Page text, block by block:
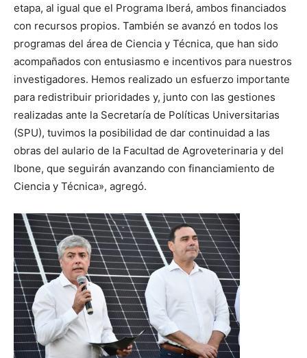
etapa, al igual que el Programa Iberá, ambos financiados
con recursos propios. También se avanzó en todos los
programas del área de Ciencia y Técnica, que han sido
acompañados con entusiasmo e incentivos para nuestros
investigadores. Hemos realizado un esfuerzo importante
para redistribuir prioridades y, junto con las gestiones
realizadas ante la Secretaría de Políticas Universitarias
(SPU), tuvimos la posibilidad de dar continuidad a las
obras del aulario de la Facultad de Agroveterinaria y del
Ibone, que seguirán avanzando con financiamiento de
Ciencia y Técnica», agregó.